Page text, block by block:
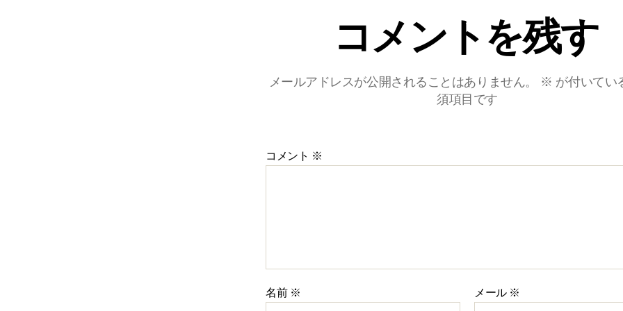
コメントを残す
メールアドレスが公開されることはありません。 ※ が付いてい
須項目です
コメント ※
名前 ※ メール ※